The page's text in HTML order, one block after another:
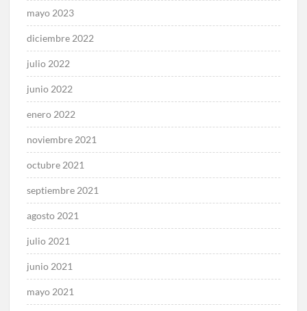
mayo 2023
diciembre 2022
julio 2022
junio 2022
enero 2022
noviembre 2021
octubre 2021
septiembre 2021
agosto 2021
julio 2021
junio 2021
mayo 2021